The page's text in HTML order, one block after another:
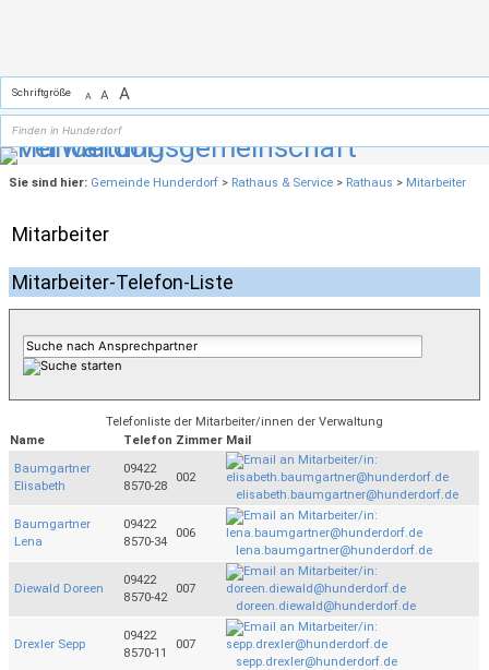
Schriftgröße A A A
Sie sind hier: Gemeinde Hunderdorf > Rathaus & Service > Rathaus > Mitarbeiter
Mitarbeiter
Mitarbeiter-Telefon-Liste
Telefonliste der Mitarbeiter/innen der Verwaltung
Name
Telefon Zimmer Mail
Baumgartner
Elisabeth
09422
8570-28
002
elisabeth.baumgartner@hunderdorf.de
Baumgartner
Lena
09422
8570-34
006
lena.baumgartner@hunderdorf.de
Diewald Doreen
09422
8570-42
007
doreen.diewald@hunderdorf.de
Drexler Sepp
09422
8570-11
007
sepp.drexler@hunderdorf.de